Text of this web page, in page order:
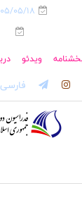
05/18
ویدئو
فارسی